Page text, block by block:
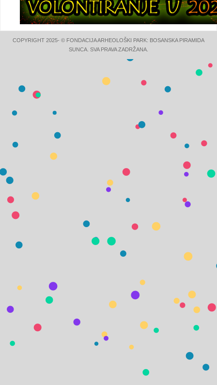
COPYRIGHT 2025- © FONDACIJA ARHEOLOŠKI PARK: BOSANSKA PIRAMIDA
SUNCA. SVA PRAVA ZADRŽANA.